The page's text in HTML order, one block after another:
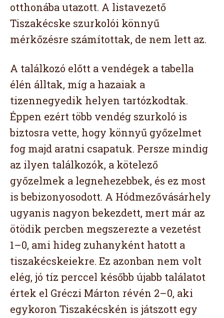
otthonába utazott. A listavezető
Tiszakécske szurkolói könnyű
mérkőzésre számítottak, de nem lett az.
A találkozó előtt a vendégek a tabella
élén álltak, míg a hazaiak a
tizennegyedik helyen tartózkodtak.
Éppen ezért több vendég szurkoló is
biztosra vette, hogy könnyű győzelmet
fog majd aratni csapatuk. Persze mindig
az ilyen találkozók, a kötelező
győzelmek a legnehezebbek, és ez most
is bebizonyosodott. A Hódmezővásárhely
ugyanis nagyon bekezdett, mert már az
ötödik percben megszerezte a vezetést
1–0, ami hideg zuhanyként hatott a
tiszakécskeiekre. Ez azonban nem volt
elég, jó tíz perccel később újabb találatot
értek el Gréczi Márton révén 2–0, aki
egykoron Tiszakécskén is játszott egy